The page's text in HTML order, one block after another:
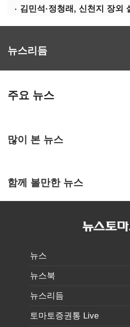
뉴스리듬
주요 뉴스
많이 본 뉴스
함께 볼만한 뉴스
뉴스
뉴스북
뉴스리듬
토마토증권통 Live